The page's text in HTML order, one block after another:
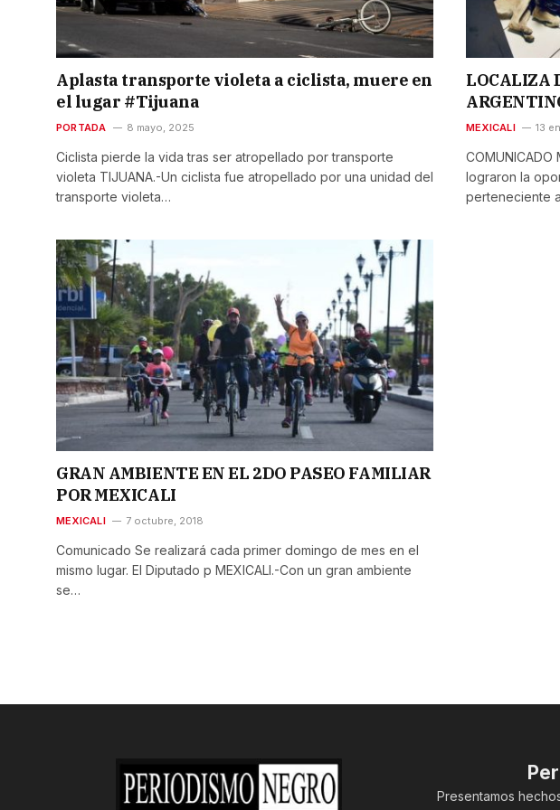
Aplasta transporte violeta a ciclista, muere en
el lugar #Tijuana
PORTADA 8 mayo, 2025
Ciclista pierde la vida tras ser atropellado por transporte
violeta TIJUANA.-Un ciclista fue atropellado por una unidad del
transporte violeta…
LOCALIZA
MEXICALI 13
COMUNICADO
lograron la
perteneciente
GRAN AMBIENTE EN EL 2DO PASEO FAMILIAR
POR MEXICALI
MEXICALI 7 octubre, 2018
Comunicado Se realizará cada primer domingo de mes en el
mismo lugar. El Diputado p MEXICALI.-Con un gran ambiente
se…
Presentamos